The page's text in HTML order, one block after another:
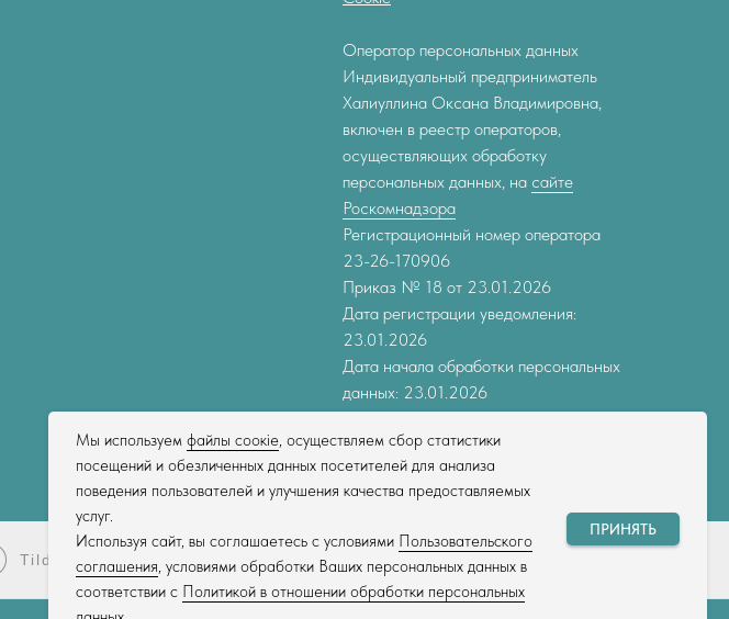
Мы используем файлы соокіе, осуществляем сбор статистики
посещений и обезличенных данных посетителей для анализа
поведения пользователей и улучшения качества предоставляемых
услуг.
Используя сайт, вы соглашаетесь с условиями Пользовательского
соглашения, условиями обработки Ваших персональных данных в
соответствии с Политикой в отношении обработки персональных
ПРИНЯТЬ
Оператор персональных данных
Индивидуальный предприниматель
Халиуллина Оксана Владимировна,
включен в реестр операторов,
осуществляющих обработку
персональных данных, на сайте
Роскомнадзора
Регистрационный номер оператора
23-26-170906
Приказ № 18 от 23.01.2026
Дата регистрации уведомления:
23.01.2026
Дата начала обработки персональных
данных: 23.01.2026
Tilda